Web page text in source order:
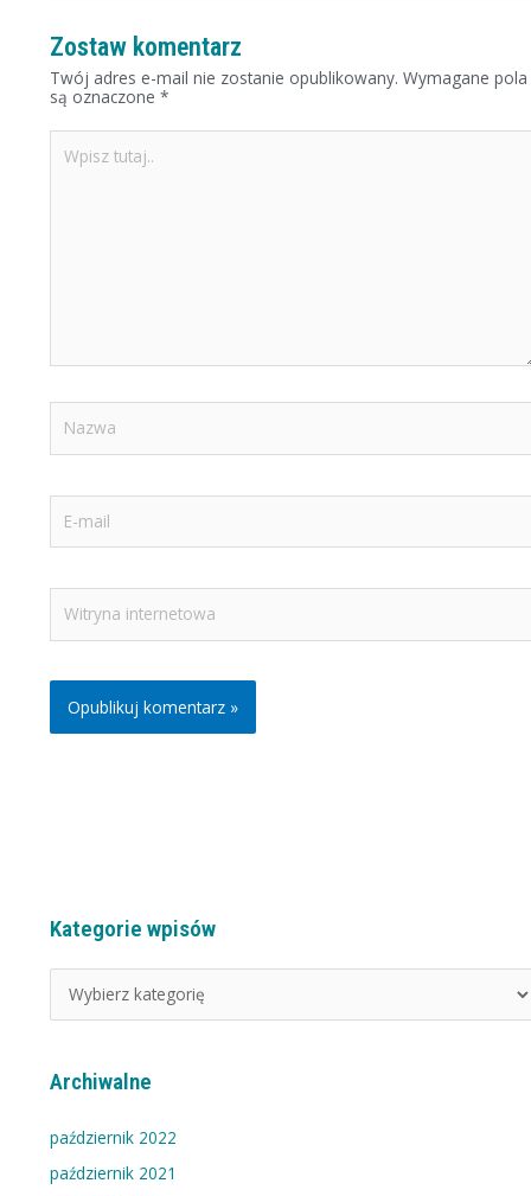
Kategorie wpisów
K
e
o
i
e
Archiwalne
październik 2022
październik 2021
Zostaw komentarz
Twój adres e-mail nie zostanie opublikowany. Wymagane pola
są oznaczone*
Wpisz
tutaj..
Nazwa
E-
mail
Witryna
internetowa